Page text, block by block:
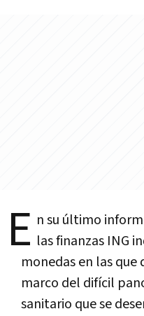
E n su último
las finanzas ING
monedas en las
marco del difícil
sanitario que se